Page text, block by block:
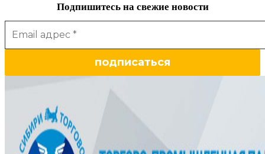
Подпишитесь на свежие новости